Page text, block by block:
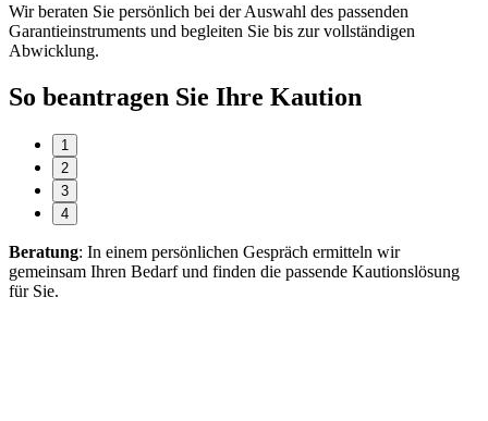
Wir beraten Sie persönlich bei der Auswahl des passenden
Garantieinstruments und begleiten Sie bis zur vollständigen
Abwicklung.
So beantragen Sie Ihre Kaution
1
2
3
4
Beratung: In einem persönlichen Gespräch ermitteln wir
gemeinsam Ihren Bedarf und finden die passende Kautionslösung
für Sie.